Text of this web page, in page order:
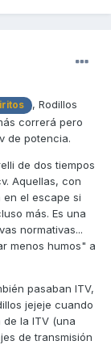
, Rodillos
correrá pero
de potencia.
de dos tiempos
Aquellas, con
en el escape si
más. Es una
normativas...
menos humos" a
pasaban ITV,
jejeje cuando
la ITV (una
de transmisión